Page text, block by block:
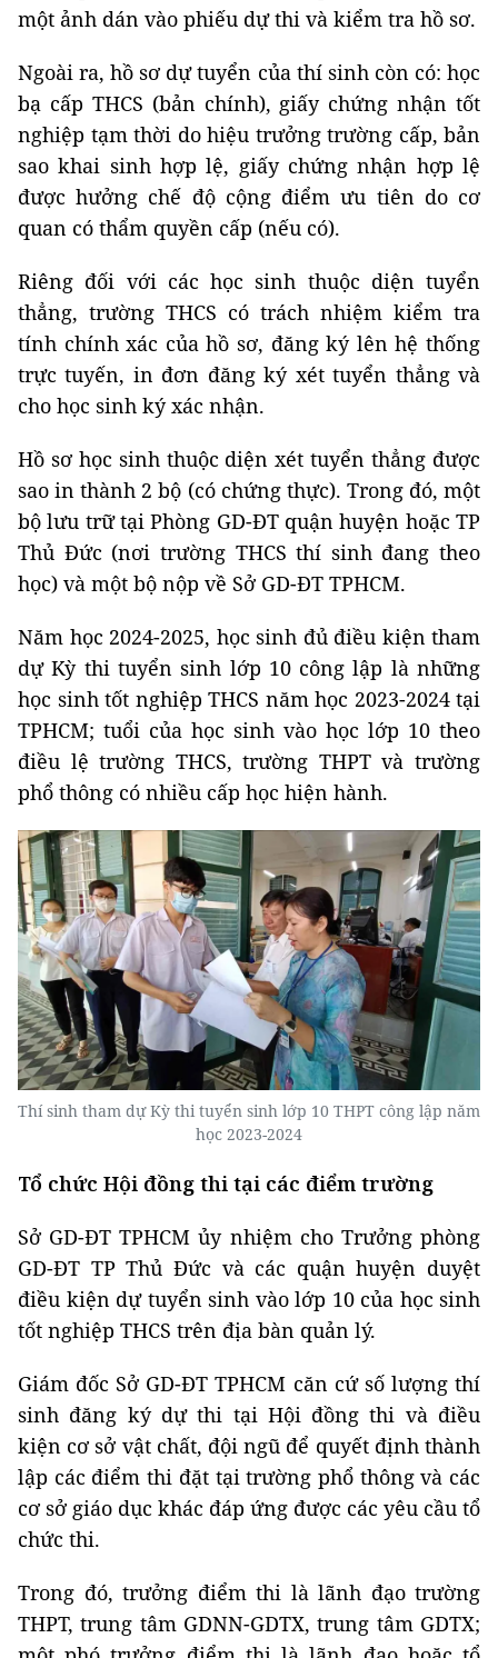
một ảnh dán vào phiếu dự thi và kiểm tra hồ sơ.
Ngoài ra, hồ sơ dự tuyển của thí sinh còn có: học
bạ cấp THCS (bản chính), giấy chứng nhận tốt
nghiệp tạm thời do hiệu trưởng trường cấp, bản
sao khai sinh hợp lệ, giấy chứng nhận hợp lệ
được hưởng chế độ cộng điểm ưu tiên do cơ
quan có thẩm quyền cấp (nếu có).
Riêng đối với các học sinh thuộc diện tuyển
thẳng, trường THCS có trách nhiệm kiểm tra
tính chính xác của hồ sơ, đăng ký lên hệ thống
trực tuyến, in đơn đăng ký xét tuyển thẳng và
cho học sinh ký xác nhận.
Hồ sơ học sinh thuộc diện xét tuyển thẳng được
sao in thành 2 bộ (có chứng thực). Trong đó, một
bộ lưu trữ tại Phòng GD-ĐT quận huyện hoặc TP
Thủ Đức (nơi trường THCS thí sinh đang theo
học) và một bộ nộp về Sở GD-ĐT TPHCM.
Năm học 2024-2025, học sinh đủ điều kiện tham
dự Kỳ thi tuyển sinh lớp 10 công lập là những
học sinh tốt nghiệp THCS năm học 2023-2024 tại
TPHCM; tuổi của học sinh vào học lớp 10 theo
điều lệ trường THCS, trường THPT và trường
phổ thông có nhiều cấp học hiện hành.
Thí sinh tham dự Kỳ thi tuyển sinh lớp 10 THPT công lập năm
học 2023-2024
Tổ chức Hội đồng thi tại các điểm trường
Sở GD-ĐT TPHCM ủy nhiệm cho Trưởng phòng
GD-ĐT TP Thủ Đức và các quận huyện duyệt
điều kiện dự tuyển sinh vào lớp 10 của học sinh
tốt nghiệp THCS trên địa bàn quản lý.
Giám đốc Sở GD-ĐT TPHCM căn cứ số lượng thí
sinh đăng ký dự thi tại Hội đồng thi và điều
kiện cơ sở vật chất, đội ngũ để quyết định thành
lập các điểm thi đặt tại trường phổ thông và các
cơ sở giáo dục khác đáp ứng được các yêu cầu tổ
chức thi.
Trong đó, trưởng điểm thi là lãnh đạo trường
THPT, trung tâm GDNN-GDTX, trung tâm GDTX;